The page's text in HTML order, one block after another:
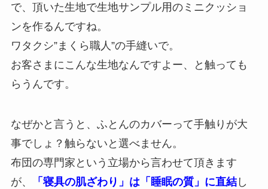
で、頂いた生地で生地サンプル用のミニクッショ
ンを作るんですね。
ワタクシ”まくら職人”の手縫いで。
お客さまにこんな生地なんですよー、と触っても
らうんです。
なぜかと言うと、ふとんのカバーって手触りが大
事でしょ？触らないと選べません。
布団の専門家という立場から言わせて頂きます
が、
「寝具の肌ざわり」は「睡眠の質」に直結し